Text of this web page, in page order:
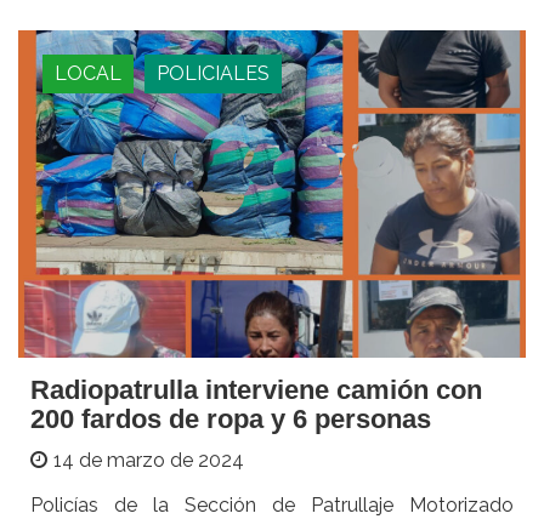
LOCAL POLICIALES
Radiopatrulla interviene camión con
200 fardos de ropa y 6 personas
14 de marzo de 2024
Policías de la Sección de Patrullaje Motorizado